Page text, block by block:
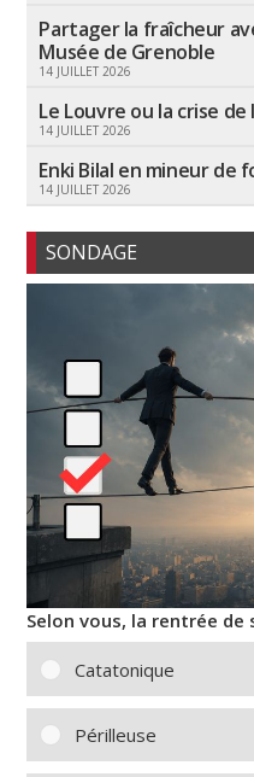
Partager la fraîcheur
Musée de Grenoble
14 JUILLET 2026
Le Louvre ou la crise
14 JUILLET 2026
Enki Bilal en mineur de
14 JUILLET 2026
SONDAGE
Selon vous, la rentrée
Catatonique
Périlleuse